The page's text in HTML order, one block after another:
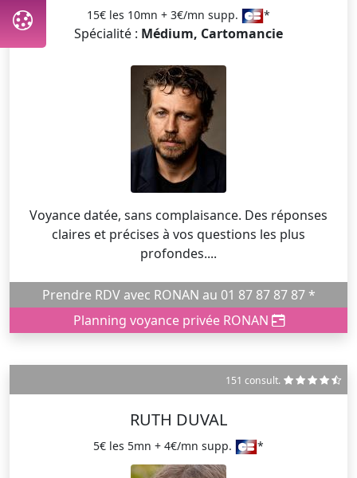
15€ les 10mn + 3€/mn supp. *
Spécialité : Médium, Cartomancie
Voyance datée, sans complaisance. Des réponses
claires et précises à vos questions les plus
profondes....
Prendre RDV avec RONAN au 01 87 87 87 87 *
Planning voyance privée RONAN
151 consult.
RUTH DUVAL
5€ les 5mn + 4€/mn supp. *